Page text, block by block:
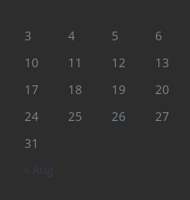
3
4 5 6
10
11 12 13
17
18 19 20
24
25 26 27
31
« Aug